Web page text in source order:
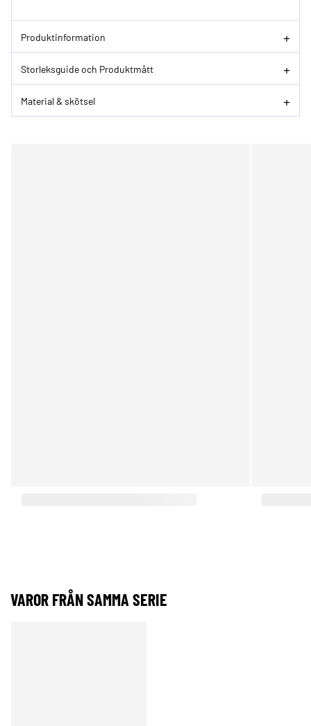
Produktinformation
Storleksguide och Produktmått
Material & skötsel
VAROR FRÅN SAMMA SERIE